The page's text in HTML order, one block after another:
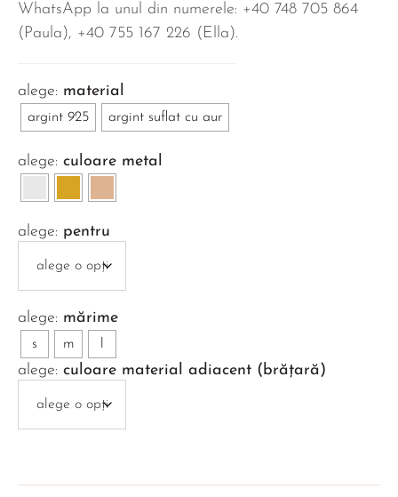
WhatsApp la unul din numerele: +40 748 705 864
(Paula), ‪+40 755 167 226‬ (Ella).
material
argint 925 argint suflat cu aur
culoare metal
pentru
mărime
s m
culoare material adiacent (brățară)